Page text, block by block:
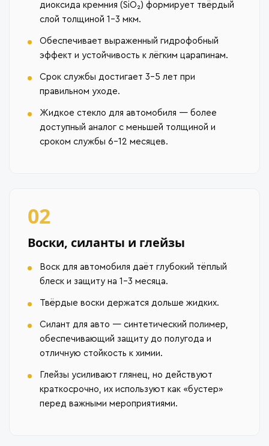
диоксида кремния (SiO₂) формирует твёрдый
слой толщиной 1–3 мкм.
Обеспечивает выраженный гидрофобный
эффект и устойчивость к лёгким царапинам.
Срок службы достигает 3–5 лет при
правильном уходе.
Жидкое стекло для автомобиля — более
доступный аналог с меньшей толщиной и
сроком службы 6–12 месяцев.
02
Воски, силанты и глейзы
Воск для автомобиля даёт глубокий тёплый
блеск и защиту на 1–3 месяца.
Твёрдые воски держатся дольше жидких.
Силант для авто — синтетический полимер,
обеспечивающий защиту до полугода и
отличную стойкость к химии.
Глейзы усиливают глянец, но действуют
краткосрочно, их используют как «бустер»
перед важными мероприятиями.